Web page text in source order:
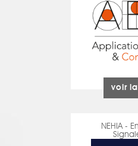
voir
NEHIA -